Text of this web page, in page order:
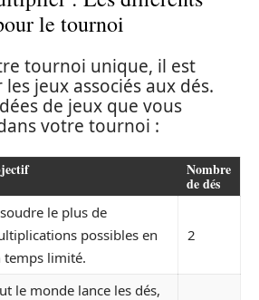
le tournoi
tournoi unique, il est
jeux associés aux dés.
de jeux que vous
votre tournoi :
Nombre
de dés
le plus de
possibles en
temps limité.
2
le monde lance les dés,